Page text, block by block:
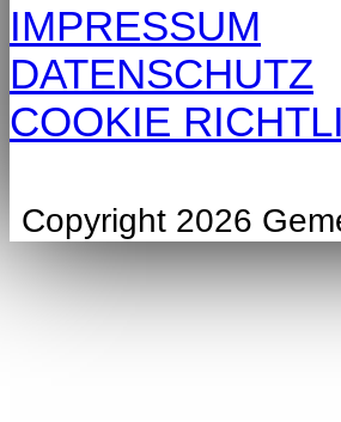
IMPRESSUM
DATENSCHUTZ
COOKIE
Copyright 2026